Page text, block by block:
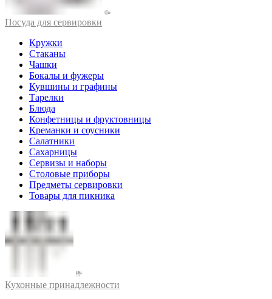
Посуда для сервировки
Кружки
Стаканы
Чашки
Бокалы и фужеры
Кувшины и графины
Тарелки
Блюда
Конфетницы и фруктовницы
Креманки и соусники
Салатники
Сахарницы
Сервизы и наборы
Столовые приборы
Предметы сервировки
Товары для пикника
Кухонные принадлежности